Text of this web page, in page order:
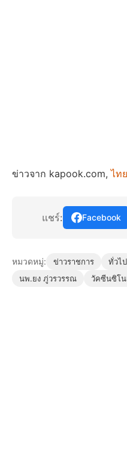
ข่าวจาก kapook.com,ไท
แชร์: Facebook
หมวดหมู่: ข่าวราชการ ทั่วไป
นพ.ยง ภู่วรวรรณ วัคซีนซิโ